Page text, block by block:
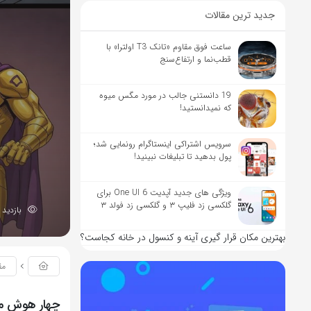
جدید ترین مقالات
ساعت فوق مقاوم «تانک T3 اولترا» با
قطب‌نما و ارتفاع‌سنج
19 دانستنی جالب در مورد مگس میوه
که نمیدانستید!
سرویس اشتراکی اینستاگرام رونمایی شد؛
پول بدهید تا تبلیغات نبینید!
ویژگی های جدید آپدیت One UI 6 برای
گلکسی زد فلیپ ۳ و گلکسی زد فولد ۳
بهترین مکان قرار گیری آینه و کنسول در خانه کجاست؟
بازدید 358
چهار هوش